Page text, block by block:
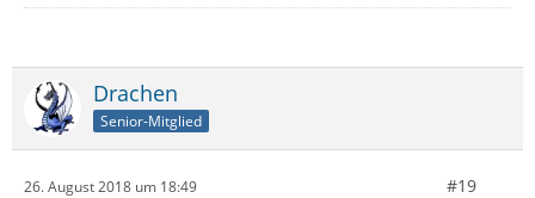
Drachen
Senior-Mitglied
26. August 2018 um 18:49 #19